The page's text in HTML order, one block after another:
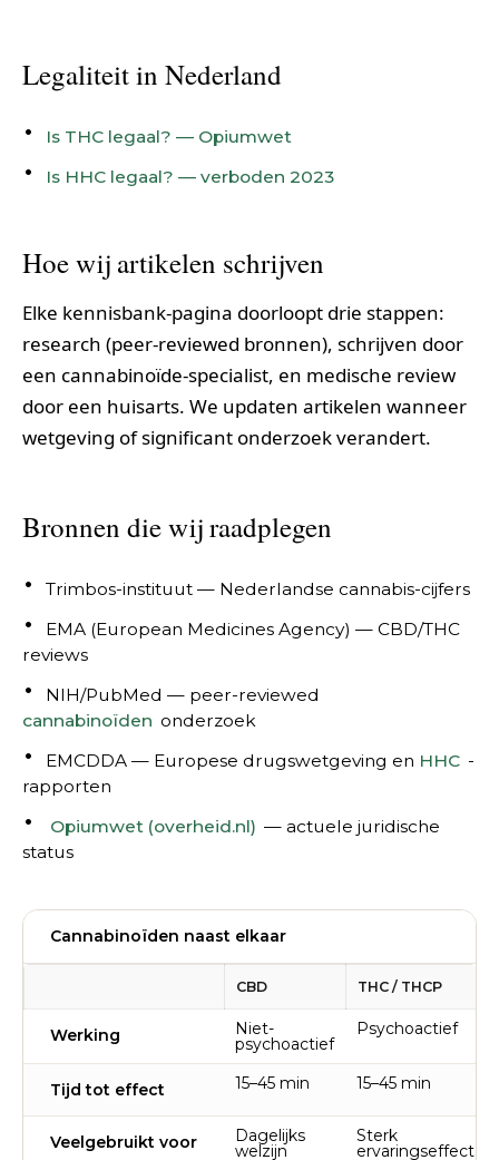
Legaliteit in Nederland
Is THC legaal? — Opiumwet
Is HHC legaal? — verboden 2023
Hoe wij artikelen schrijven
Elke kennisbank-pagina doorloopt drie stappen:
research (peer-reviewed bronnen), schrijven door
een cannabinoïde-specialist, en medische review
door een huisarts. We updaten artikelen wanneer
wetgeving of significant onderzoek verandert.
Bronnen die wij raadplegen
Trimbos-instituut — Nederlandse cannabis-cijfers
EMA (European Medicines Agency) — CBD/THC
reviews
NIH/PubMed — peer-reviewed
cannabinoïden onderzoek
EMCDDA — Europese drugswetgeving en HHC -
rapporten
Opiumwet (overheid.nl) — actuele juridische
status
Cannabinoïden naast elkaar
CBD THC / THCP
Werking Niet-
psychoactief
Psychoactief
Tijd tot effect 15–45 min 15–45 min
Veelgebruikt voor Dagelijks
welzijn
Sterk
ervaringseffect